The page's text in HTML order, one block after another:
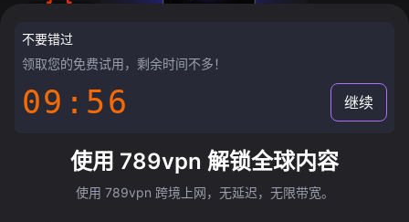
不要错过
领取您的免费试用，剩余时间不多！
09:55 继续
使用 789vpn 解锁全球内容
使用 789vpn 跨境上网，无延迟，无限带宽。